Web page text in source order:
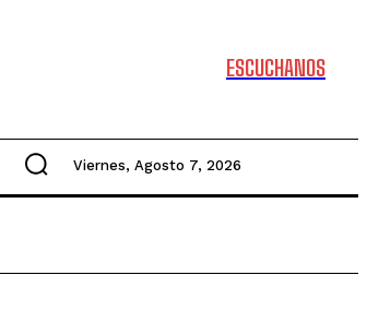
ESCUCHANOS
Viernes, Agosto 7, 2026